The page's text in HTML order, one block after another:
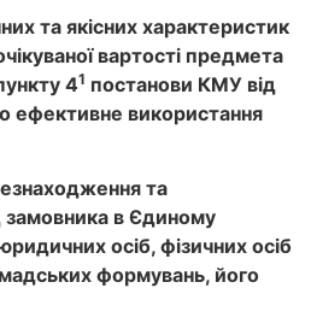
та якісних характеристик
вартості предмета
41 постанови КМУ від
ефективне використання
та
замовника в Єдиному
осіб, фізичних осіб
формувань, його